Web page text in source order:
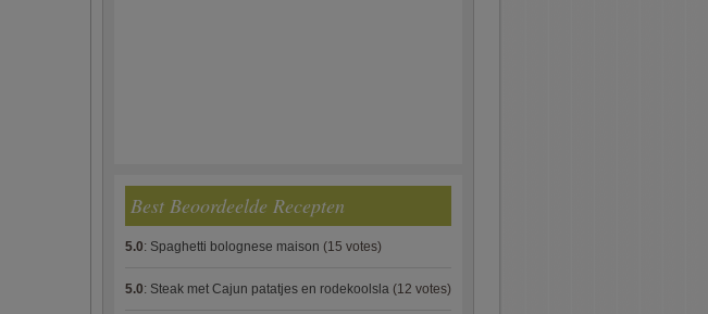
Best Beoordeelde Recepten
5.0: Spaghetti bolognese maison (15 votes)
5.0: Steak met Cajun patatjes en rodekoolsla (12 votes)